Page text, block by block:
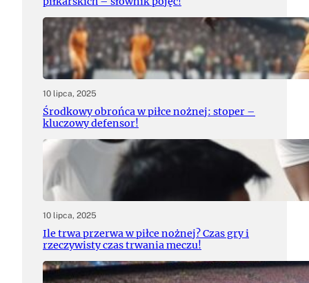
10 lipca, 2025
Środkowy obrońca w piłce nożnej: stoper –
kluczowy defensor!
10 lipca, 2025
Ile trwa przerwa w piłce nożnej? Czas gry i
rzeczywisty czas trwania meczu!